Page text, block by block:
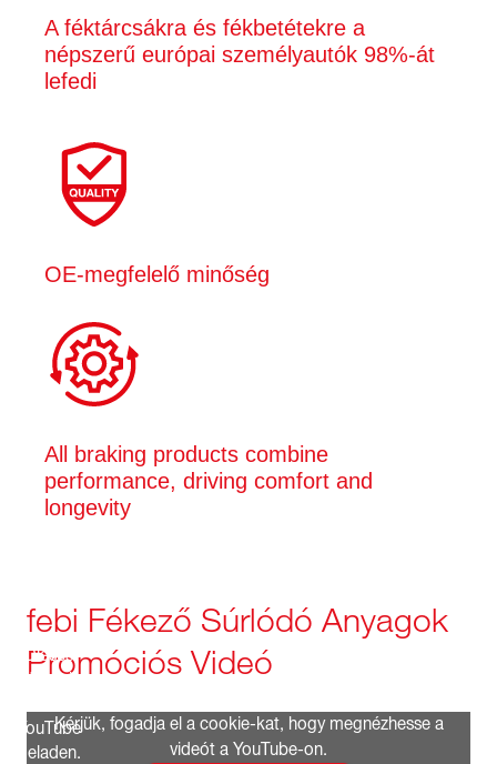
A féktárcsákra és fékbetétekre a
népszerű európai személyautók 98%-át
lefedi
OE‑megfelelő minőség
All braking products combine
performance, driving comfort and
longevity
febi Fékező Súrlódó Anyagok
Promóciós Videó
Kérjük, fogadja el a cookie-kat, hogy megnézhesse a
videót a YouTube-on.
Dieses
Video wird
YouTube
geladen.